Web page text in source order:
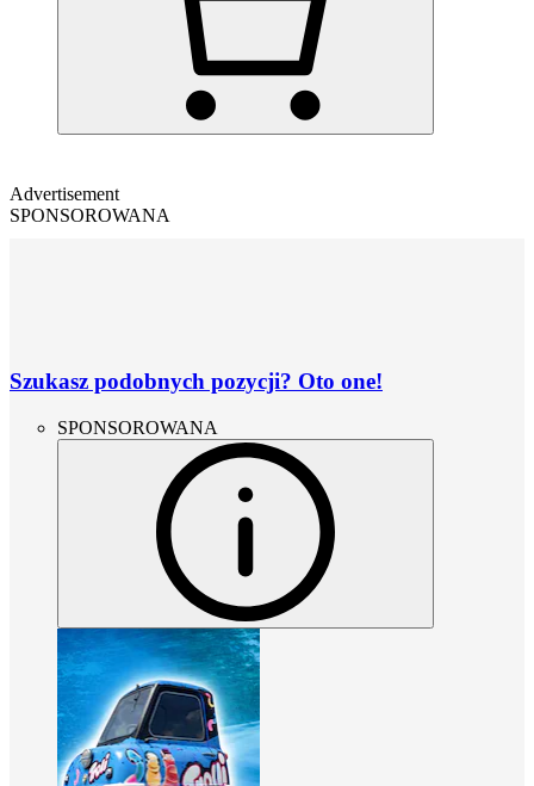
Advertisement
SPONSOROWANA
Szukasz podobnych pozycji? Oto one!
SPONSOROWANA